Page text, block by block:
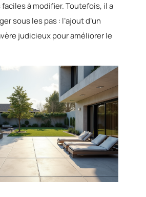
à modifier. Toutefois, il a
sous les pas : l’ajout d’un
judicieux pour améliorer le